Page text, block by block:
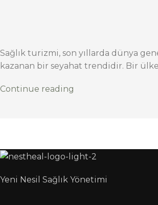
Sağlık turizmi, son yıllarda dünya
kazanan bir seyahat trendidir. Bir
Continue reading
Yeni Nesil Sağlık Yönetimi